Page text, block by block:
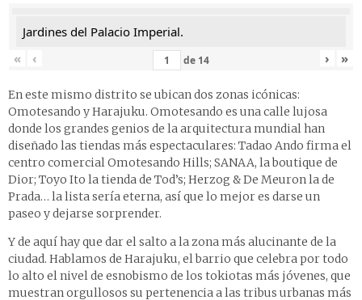
Jardines del Palacio Imperial.
«
‹ de 14 › »
En este mismo distrito se ubican dos zonas icónicas:
Omotesando y Harajuku. Omotesando es una calle lujosa
donde los grandes genios de la arquitectura mundial han
diseñado las tiendas más espectaculares: Tadao Ando firma el
centro comercial Omotesando Hills; SANAA, la boutique de
Dior; Toyo Ito la tienda de Tod’s; Herzog & De Meuron la de
Prada… la lista sería eterna, así que lo mejor es darse un
paseo y dejarse sorprender.
Y de aquí hay que dar el salto a la zona más alucinante de la
ciudad. Hablamos de Harajuku, el barrio que celebra por todo
lo alto el nivel de esnobismo de los tokiotas más jóvenes, que
muestran orgullosos su pertenencia a las tribus urbanas más